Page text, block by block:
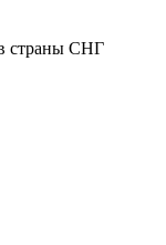
страны СНГ